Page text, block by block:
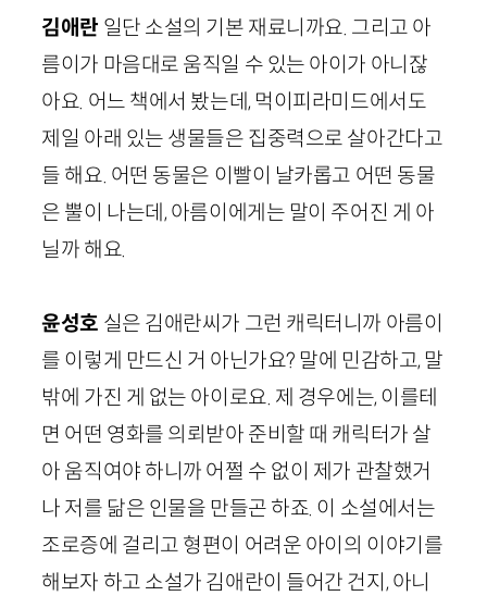
김애란 일단 소설의 기본 재료니까요. 그리고 아
름이가 마음대로 움직일 수 있는 아이가 아니잖
아요. 어느 책에서 봤는데, 먹이피라미드에서도
제일 아래 있는 생물들은 집중력으로 살아간다고
들 해요. 어떤 동물은 이빨이 날카롭고 어떤 동물
은 뿔이 나는데, 아름이에게는 말이 주어진 게 아
닐까 해요.
윤성호 실은 김애란씨가 그런 캐릭터니까 아름이
를 이렇게 만드신 거 아닌가요? 말에 민감하고, 말
밖에 가진 게 없는 아이로요. 제 경우에는, 이를테
면 어떤 영화를 의뢰받아 준비할 때 캐릭터가 살
아 움직여야 하니까 어쩔 수 없이 제가 관찰했거
나 저를 닮은 인물을 만들곤 하죠. 이 소설에서는
조로증에 걸리고 형편이 어려운 아이의 이야기를
해보자 하고 소설가 김애란이 들어간 건지, 아니